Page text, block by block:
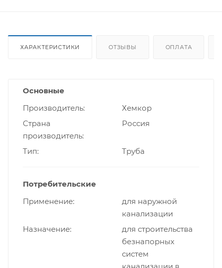
ХАРАКТЕРИСТИКИ ОТЗЫВЫ ОПЛАТА
Основные
Производитель
Хемкор
Страна
производитель
Россия
Тип Труба
Потребительские
Применение
для наружной
канализации
Назначение
для строительства
безнапорных
систем